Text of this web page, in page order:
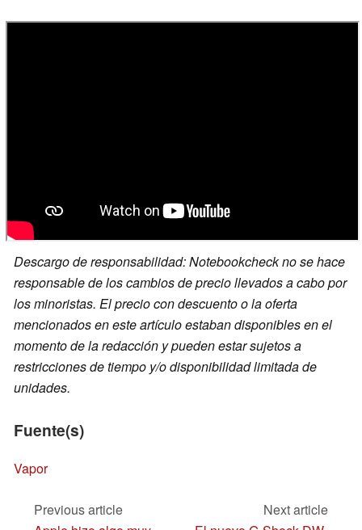
Descargo de responsabilidad: Notebookcheck no se hace
responsable de los cambios de precio llevados a cabo por
los minoristas. El precio con descuento o la oferta
mencionados en este artículo estaban disponibles en el
momento de la redacción y pueden estar sujetos a
restricciones de tiempo y/o disponibilidad limitada de
unidades.
Fuente(s)
Vapor
Previous article
Next article